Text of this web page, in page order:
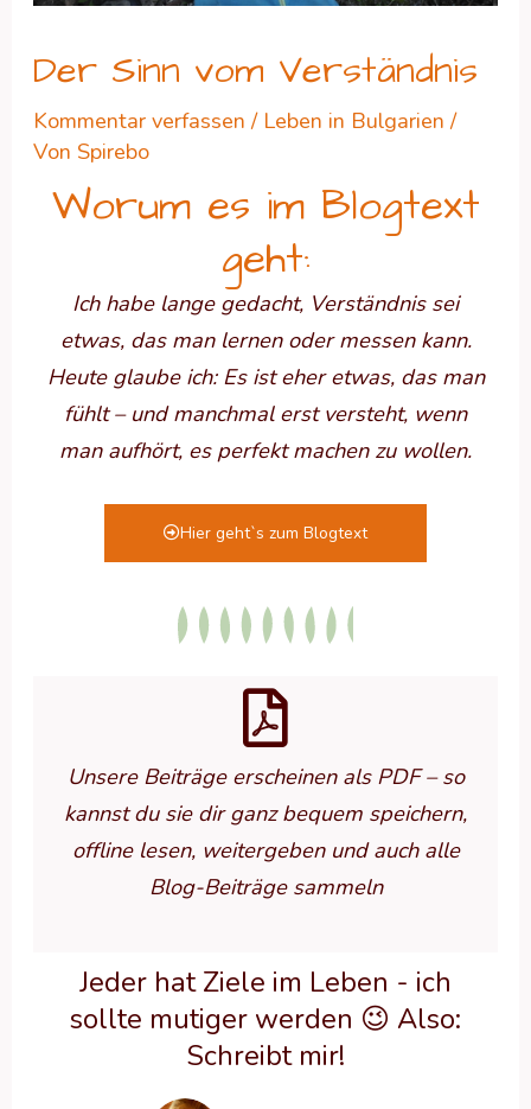
Der Sinn vom Verständnis
Kommentar verfassen / Leben in Bulgarien /
Von Spirebo
Worum es im Blogtext
geht:
Ich habe lange gedacht, Verständnis sei
etwas, das man lernen oder messen kann.
Heute glaube ich: Es ist eher etwas, das man
fühlt – und manchmal erst versteht, wenn
man aufhört, es perfekt machen zu wollen.
Hier geht`s zum Blogtext
Unsere Beiträge erscheinen als PDF – so
kannst du sie dir ganz bequem speichern,
offline lesen, weitergeben und auch alle
Blog-Beiträge sammeln
Jeder hat Ziele im Leben - ich
sollte mutiger werden 😉 Also:
Schreibt mir!